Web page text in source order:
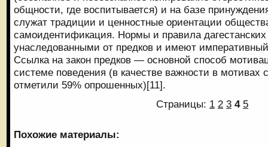
общности, где воспитывается) и на базе
служат традиции и ценностные ориентации
самоидентификация. Нормы и правила
унаследованными от предков и имеют
Ссылка на закон предков — основной способ
системе поведения (в качестве важности в мотивах
отметили 59% опрошенных)[11].
Страницы: 1 2 3 4 5
Похожие материалы: